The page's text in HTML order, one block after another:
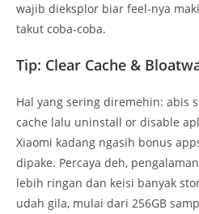
wajib dieksplor biar feel-nya
takut coba-coba.
Tip: Clear Cache &
Hal yang sering diremehin: abis
cache lalu uninstall or disable
Xiaomi kadang ngasih bonus
dipake. Percaya deh,
lebih ringan dan keisi banyak
udah gila, mulai dari 256GB